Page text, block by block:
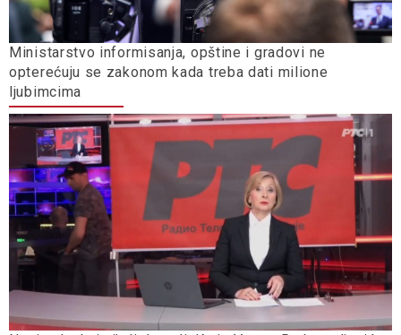
Ministarstvo informisanja, opštine i gradovi ne
opterećuju se zakonom kada treba dati milione
ljubimcima